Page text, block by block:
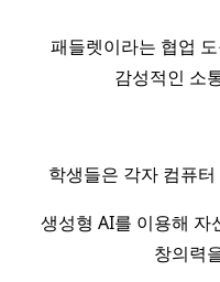
패들렛이라는 협업
감성적인 소
학생들은 각자 컴퓨
생성형 AI를 이용해 자
창의력